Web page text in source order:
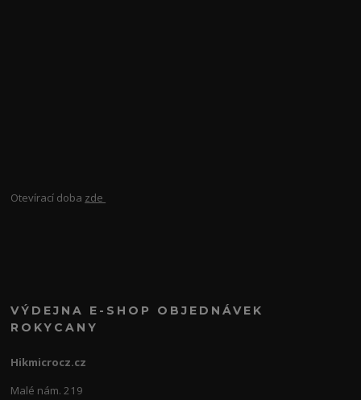
Otevírací doba zde
VÝDEJNA E-SHOP OBJEDNÁVEK
ROKYCANY
Hikmicrocz.cz
Malé nám. 219